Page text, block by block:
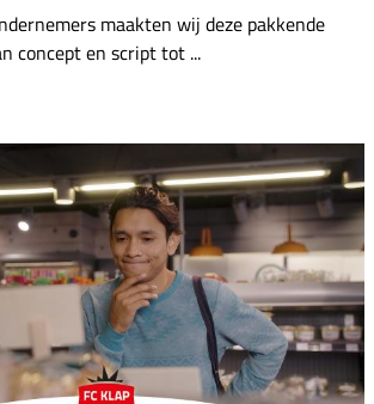
maakten wij deze pakkende
concept en script tot ...